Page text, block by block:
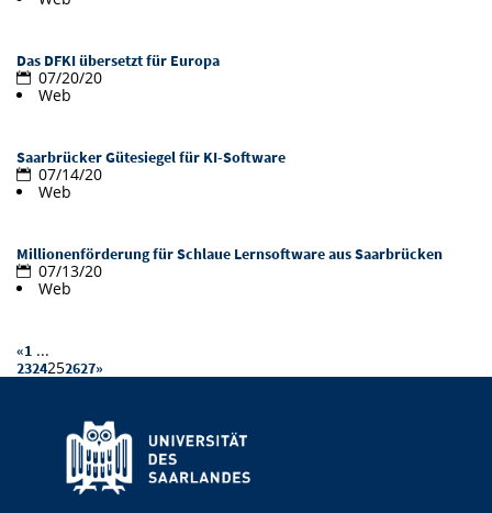
Open Science/Open Access
Zahlen & Fakten
Kontakt
SIC Podcast
AnsprechpartnerInnen, Personen, Forschungsgruppen
Alumni
Das DFKI übersetzt für Europa
07/20/20
Web
Saarbrücker Gütesiegel für KI-Software
07/14/20
Web
Millionenförderung für Schlaue Lernsoftware aus Saarbrücken
07/13/20
Web
«1 ...
2324252627»